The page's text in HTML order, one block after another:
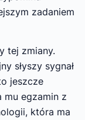
zadaniem
tej zmiany.
słyszy sygnał
jeszcze
egzamin z
która ma